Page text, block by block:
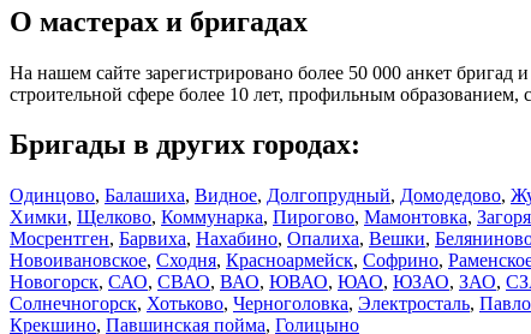
О мастерах и бригадах
На нашем сайте зарегистрировано более 50 000 анкет
строительной сфере более 10 лет, профильным
Бригады в других городах:
Одинцово, Балашиха, Видное, Долгопрудный, Домодедово,
Химки, Щелково, Коммунарка, Пирогово, Мамонтовка,
Мосрентген, Барвиха, Нахабино, Опалиха, Вешки,
Новоивановское, Сходня, Красноармейск, Софрино,
Новогорск, САО, СВАО, ВАО, ЮВАО, ЮАО, ЮЗАО, ЗАО,
Солнечногорск, Хотьково, Черноголовка, Электросталь,
Крекшино, Павшинская пойма, Голицыно